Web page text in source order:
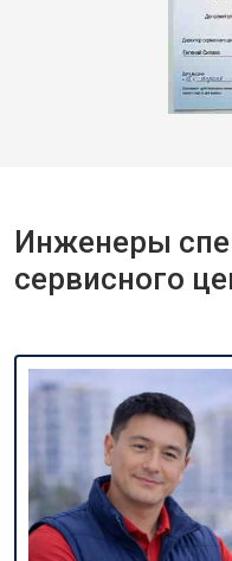
Инженеры
сервисного